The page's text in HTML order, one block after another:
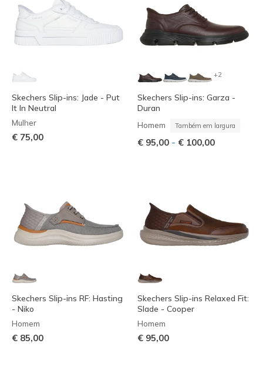
Skechers Slip-ins: Jade - Put
It In Neutral
Mulher
€ 75,00
+2
Skechers Slip-ins: Garza -
Duran
Homem Também em largura
€ 95,00 - € 100,00
Skechers Slip-ins RF: Hasting
- Niko
Homem
€ 85,00
Skechers Slip-ins Relaxed Fit:
Slade - Cooper
Homem
€ 95,00